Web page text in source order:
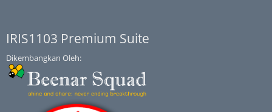
IRIS1103 Premium Suite
Dikembangkan Oleh: